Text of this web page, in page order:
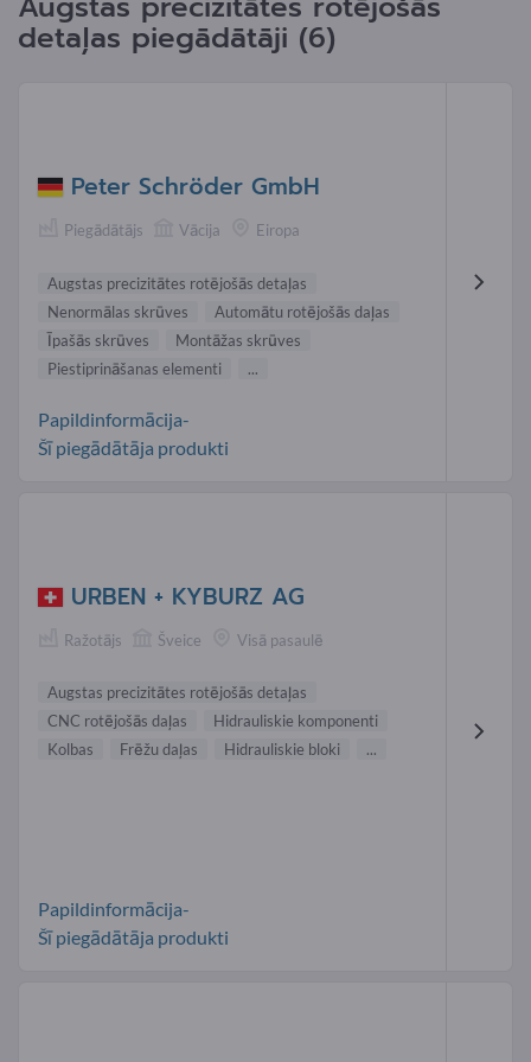
detaļas piegādātāji (6)
Peter Schröder GmbH
Piegādātājs Vācija Eiropa
Augstas precizitātes rotējošās detaļas
Nenormālas skrūves
Automātu rotējošās daļas
Īpašās skrūves
Montāžas skrūves
Piestiprināšanas elementi
...
Papildinformācija-
Šī piegādātāja produkti
URBEN + KYBURZ AG
Ražotājs Šveice Visā pasaulē
Augstas precizitātes rotējošās detaļas
CNC rotējošās daļas
Hidrauliskie komponenti
Kolbas
Frēžu daļas Hidrauliskie bloki ...
Papildinformācija-
Šī piegādātāja produkti